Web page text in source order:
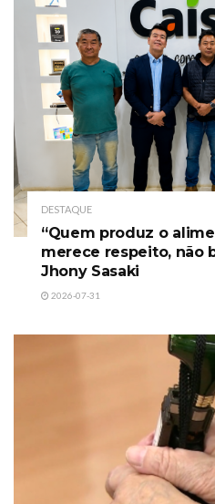
DESTAQUE
“Quem produz o
merece respeito, não
Jhony Sasaki
2026-07-31